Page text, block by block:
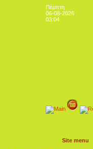
Πέμπτη
06-08-2026
03:04
Site menu